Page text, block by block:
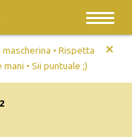
mascherina • Rispetta
• Sii puntuale ;)
+